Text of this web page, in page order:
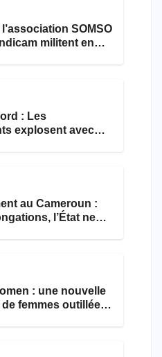
SOMSO
militent en
: Les
explosent avec
au Cameroun :
l’État ne
: une nouvelle
femmes outillées